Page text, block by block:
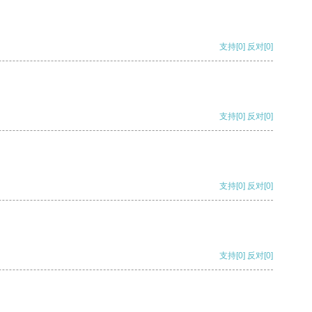
支持[0] 反对[0]
支持[0] 反对[0]
支持[0] 反对[0]
支持[0] 反对[0]